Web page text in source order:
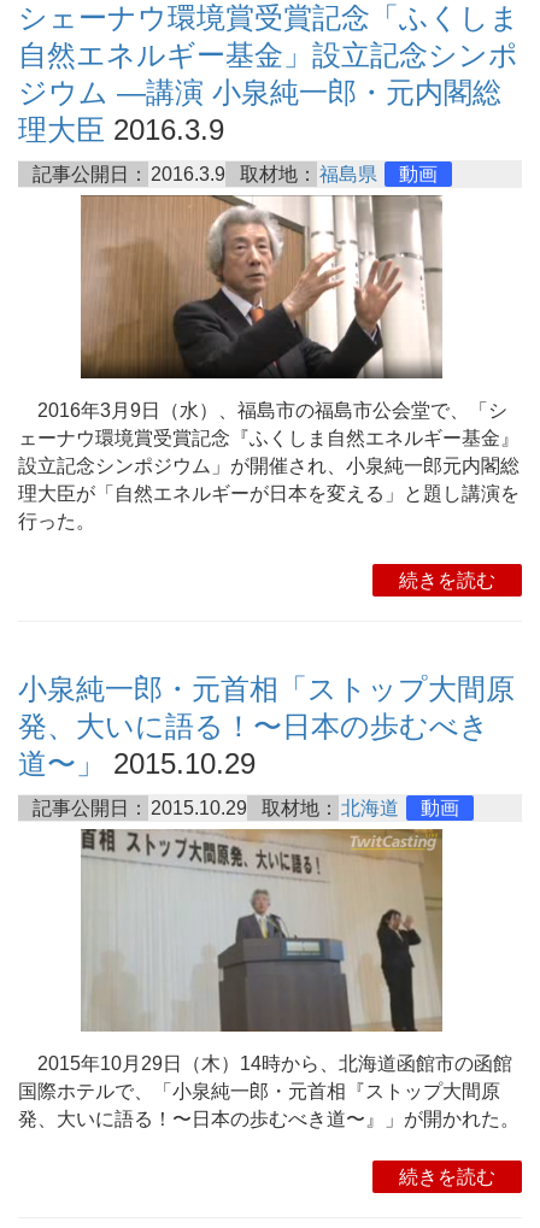
シェーナウ環境賞受賞記念「ふくしま
自然エネルギー基金」設立記念シンポ
ジウム ―講演 小泉純一郎・元内閣総
理大臣 2016.3.9
記事公開日： 2016.3.9 取材地： 福島県 動画
2016年3月9日（水）、福島市の福島市公会堂で、「シ
ェーナウ環境賞受賞記念『ふくしま自然エネルギー基金』
設立記念シンポジウム」が開催され、小泉純一郎元内閣総
理大臣が「自然エネルギーが日本を変える」と題し講演を
行った。
続きを読む
小泉純一郎・元首相「ストップ大間原
発、大いに語る！〜日本の歩むべき
道〜」
2015.10.29
記事公開日： 2015.10.29 取材地： 北海道 動画
2015年10月29日（木）14時から、北海道函館市の函館
国際ホテルで、「小泉純一郎・元首相『ストップ大間原
発、大いに語る！〜日本の歩むべき道〜』」が開かれた。
続きを読む